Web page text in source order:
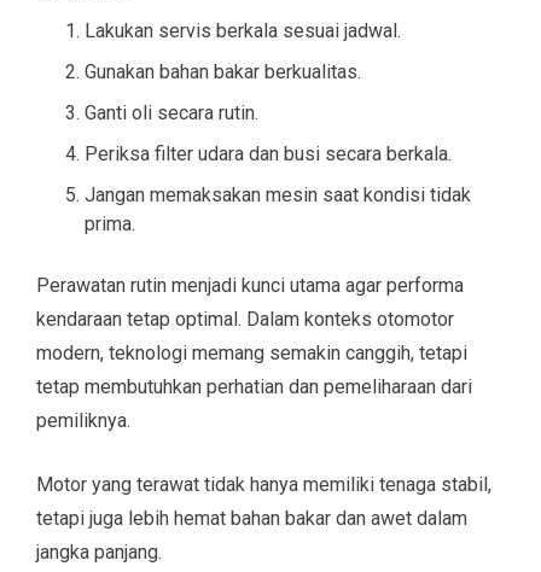
Lakukan servis berkala sesuai jadwal.
Gunakan bahan bakar berkualitas.
Ganti oli secara rutin.
Periksa filter udara dan busi secara berkala.
Jangan memaksakan mesin saat kondisi tidak
prima.
Perawatan rutin menjadi kunci utama agar performa
kendaraan tetap optimal. Dalam konteks otomotor
modern, teknologi memang semakin canggih, tetapi
tetap membutuhkan perhatian dan pemeliharaan dari
pemiliknya.
Motor yang terawat tidak hanya memiliki tenaga stabil,
tetapi juga lebih hemat bahan bakar dan awet dalam
jangka panjang.